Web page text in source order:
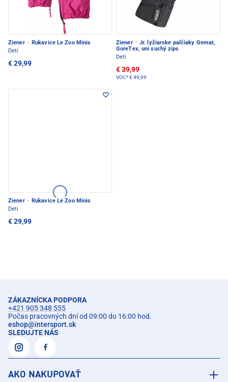
Ziener · Rukavice Le Zoo Minis
Deti
€ 29,99
Ziener · Jr. lyžiarske palčiaky Gemat,
GoreTex, uni suchý zips
Deti
€ 39,99
VOC*€ 49,99
Ziener · Rukavice Le Zoo Minis
Deti
€ 29,99
ZÁKAZNÍCKA PODPORA
+421 905 348 555
Počas pracovných dní od 09:00 do 16:00 hod.
eshop@intersport.sk
SLEDUJTE NÁS
AKO NAKUPOVAŤ